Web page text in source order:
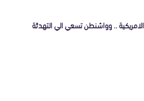
.. وواشنطن تسعي الي التهدئة